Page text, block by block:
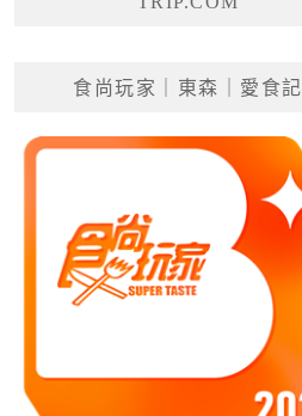
食尚玩家｜東森｜愛食記